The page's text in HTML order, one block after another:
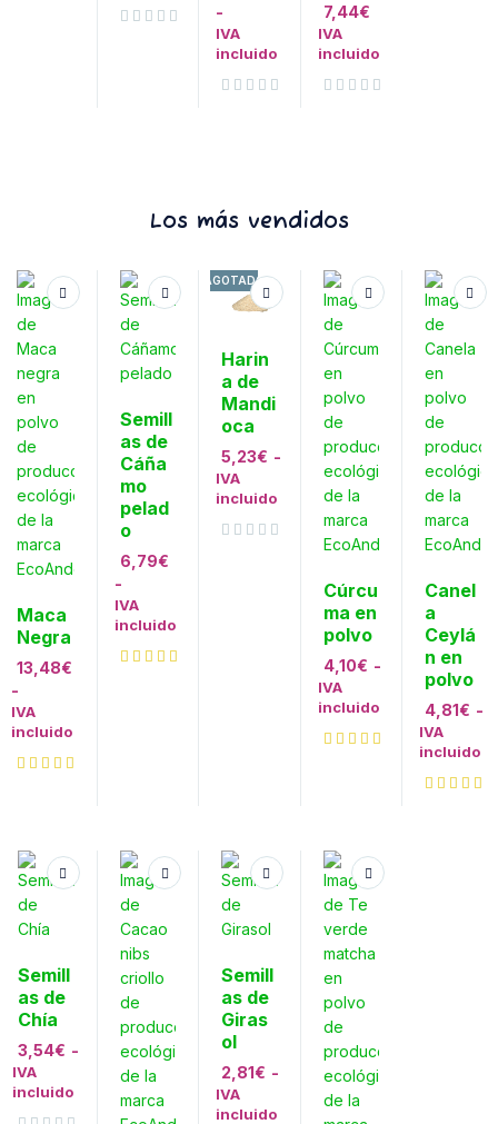
-
IVA
incluido
7,44€
IVA
incluido
Los más vendidos
Maca
Negra
13,48€
-
IVA
incluido
Semill
as de
Cáña
mo
pelad
o
6,79€
-
IVA
incluido
AGOTADO
Harin
a de
Mandi
oca
5,23€ -
IVA
incluido
Cúrcu
ma en
polvo
4,10€ -
IVA
incluido
Canel
a
Ceylá
n en
polvo
4,81€ -
IVA
incluido
Semill
as de
Chía
3,54€ -
IVA
incluido
Semill
as de
Giras
ol
2,81€ -
IVA
incluido